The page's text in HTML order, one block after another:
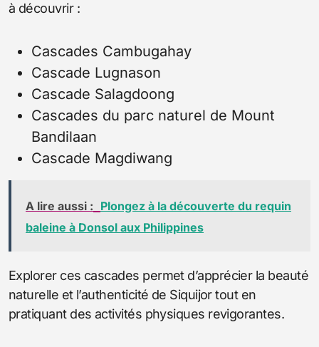
à découvrir :
Cascades Cambugahay
Cascade Lugnason
Cascade Salagdoong
Cascades du parc naturel de Mount
Bandilaan
Cascade Magdiwang
A lire aussi : Plongez à la découverte du requin
baleine à Donsol aux Philippines
Explorer ces cascades permet d’apprécier la beauté
naturelle et l’authenticité de Siquijor tout en
pratiquant des activités physiques revigorantes.